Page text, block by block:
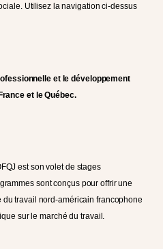
Utilisez la navigation ci-dessus
et le développement
et le Québec.
est son volet de stages
sont conçus pour offrir une
travail nord-américain francophone
sur le marché du travail.